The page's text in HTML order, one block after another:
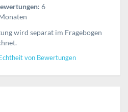
6
wird separat im Fragebogen
von Bewertungen